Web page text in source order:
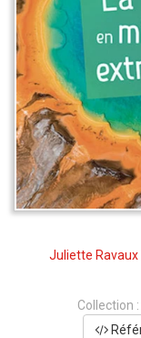
Juliette Ravaux
Collection :